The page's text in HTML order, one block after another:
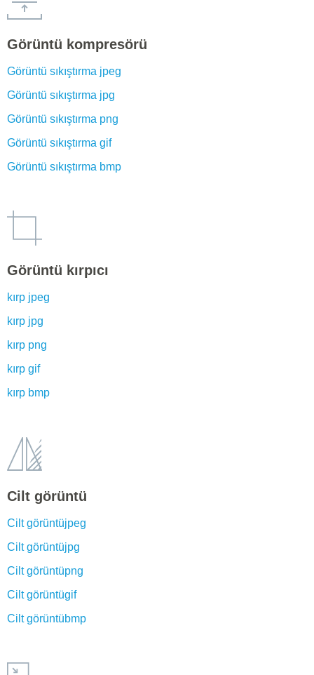
Görüntü kompresörü
Görüntü sıkıştırma jpeg
Görüntü sıkıştırma jpg
Görüntü sıkıştırma png
Görüntü sıkıştırma gif
Görüntü sıkıştırma bmp
Görüntü kırpıcı
kırp jpeg
kırp jpg
kırp png
kırp gif
kırp bmp
Cilt görüntü
Cilt görüntüjpeg
Cilt görüntüjpg
Cilt görüntüpng
Cilt görüntügif
Cilt görüntübmp